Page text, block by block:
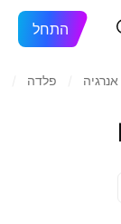
התחל
פלדה